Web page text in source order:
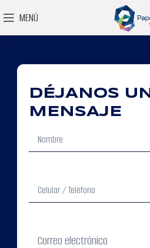
MENÚ
DÉJANOS UN
MENSAJE